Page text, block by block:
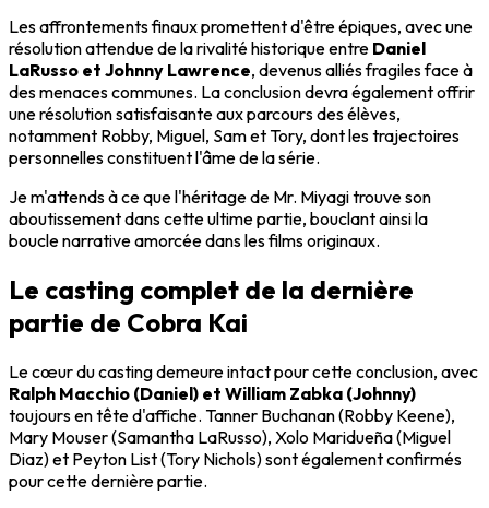
Les affrontements finaux promettent d'être épiques, avec une
résolution attendue de la rivalité historique entre Daniel
LaRusso et Johnny Lawrence, devenus alliés fragiles face à
des menaces communes. La conclusion devra également offrir
une résolution satisfaisante aux parcours des élèves,
notamment Robby, Miguel, Sam et Tory, dont les trajectoires
personnelles constituent l'âme de la série.
Je m'attends à ce que l'héritage de Mr. Miyagi trouve son
aboutissement dans cette ultime partie, bouclant ainsi la
boucle narrative amorcée dans les films originaux.
Le casting complet de la dernière
partie de Cobra Kai
Le cœur du casting demeure intact pour cette conclusion, avec
Ralph Macchio (Daniel) et William Zabka (Johnny)
toujours en tête d'affiche. Tanner Buchanan (Robby Keene),
Mary Mouser (Samantha LaRusso), Xolo Maridueña (Miguel
Diaz) et Peyton List (Tory Nichols) sont également confirmés
pour cette dernière partie.